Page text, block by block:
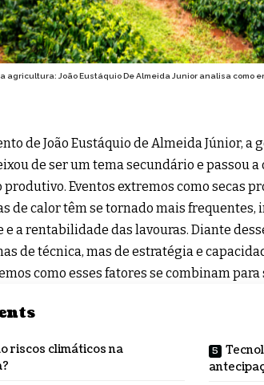
agricultura: João Eustáquio De Almeida Junior analisa como
de João Eustáquio de Almeida Júnior, a
de ser um tema secundário e passou a
Eventos extremos como secas
de calor têm se tornado mais
a rentabilidade das lavouras. Diante
de técnica, mas de estratégia e
como esses fatores se combinam
riscos climáticos na